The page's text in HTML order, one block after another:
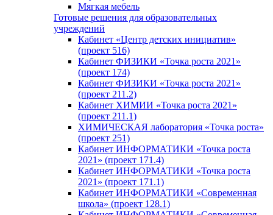
Мягкая мебель
Готовые решения для образовательных
учреждений
Кабинет «Центр детских инициатив»
(проект 516)
Кабинет ФИЗИКИ «Точка роста 2021»
(проект 174)
Кабинет ФИЗИКИ «Точка роста 2021»
(проект 211.2)
Кабинет ХИМИИ «Точка роста 2021»
(проект 211.1)
ХИМИЧЕСКАЯ лаборатория «Точка роста»
(проект 251)
Кабинет ИНФОРМАТИКИ «Точка роста
2021» (проект 171.4)
Кабинет ИНФОРМАТИКИ «Точка роста
2021» (проект 171.1)
Кабинет ИНФОРМАТИКИ «Современная
школа» (проект 128.1)